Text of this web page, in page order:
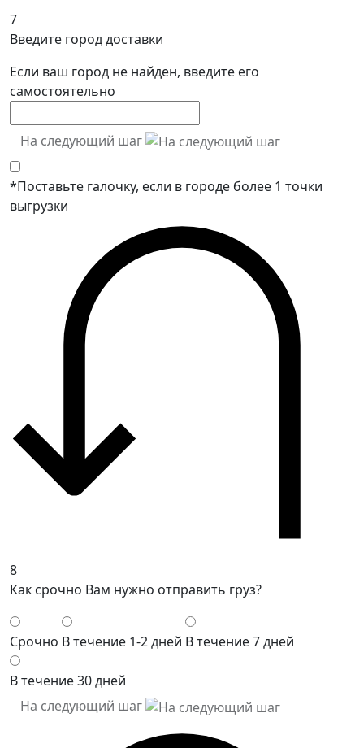
7
Введите город доставки
Если ваш город не найден, введите его
самостоятельно
На следующий шаг
*Поставьте галочку, если в городе более 1 точки
выгрузки
8
Как срочно Вам нужно отправить груз?
Срочно В течение 1-2 дней В течение 7 дней
В течение 30 дней
На следующий шаг